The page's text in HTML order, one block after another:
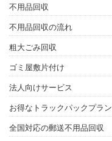
不用品回収
不用品回収の流れ
粗大ごみ回収
ゴミ屋敷片付け
法人向けサービス
お得なトラックパックプラン
全国対応の郵送不用品回収